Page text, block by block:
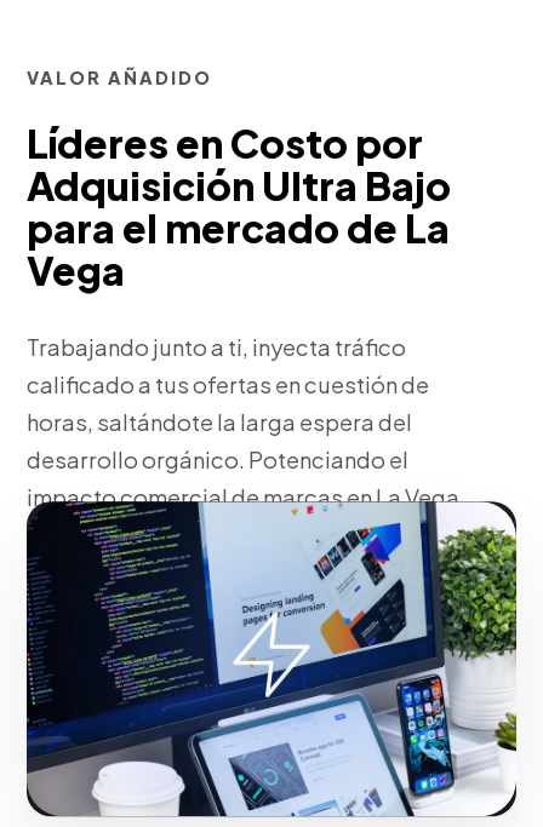
VALOR AÑADIDO
Líderes en Costo por
Adquisición Ultra Bajo
para el mercado de La
Vega
Trabajando junto a ti, inyecta tráfico
calificado a tus ofertas en cuestión de
horas, saltándote la larga espera del
desarrollo orgánico. Potenciando el
impacto comercial de marcas en La Vega.
Fase 2: Trabajando junto a ti, diseño de la estructura
de campaña y creatividades. Todo ello orientado al
crecimiento de tu empresa en La Vega.
Iniciar proyecto